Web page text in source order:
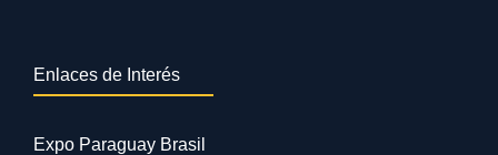
Enlaces de Interés
Expo Paraguay Brasil